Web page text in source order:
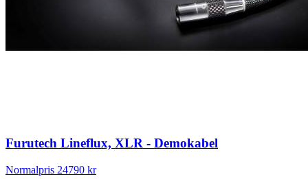
Furutech Lineflux, XLR - Demokabel
Normalpris 24790 kr